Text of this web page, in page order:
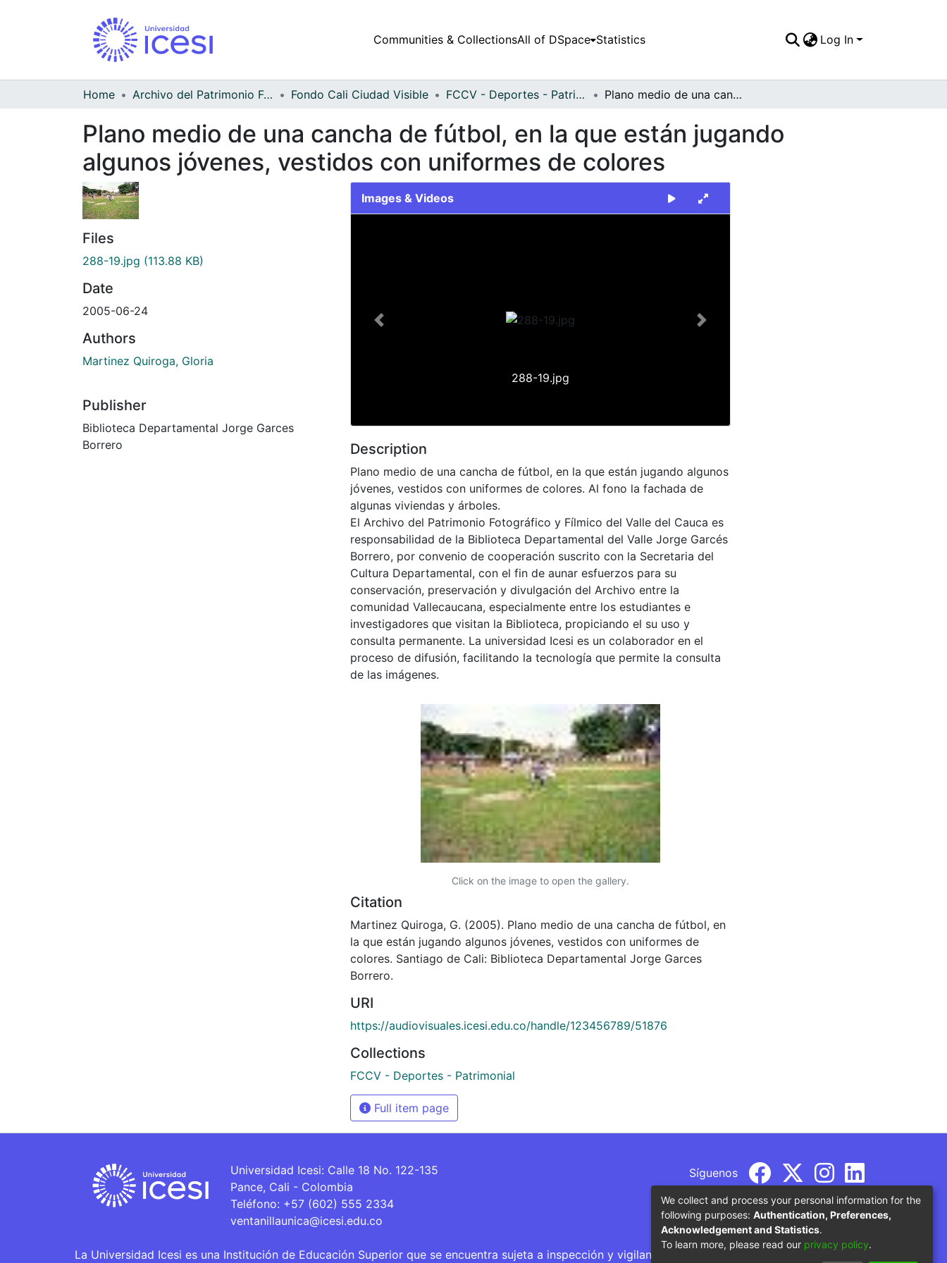
Communities & CollectionsAll of DSpace Statistics Log In
Home Archivo del Patrimonio Fotográfico y Fílmico del Valle del Cauca Fondo Cali Ciudad Visible FCCV - Deportes - Patrimonial Plano medio de una cancha de fútbol, en la que están jugando algunos jóvenes, vestidos con uniformes de colores
Plano medio de una cancha de fútbol, en la que están jugando
algunos jóvenes, vestidos con uniformes de colores
Files
288-19.jpg (113.88 KB)
Date
2005-06-24
Authors
Martinez Quiroga, Gloria
Publisher
Biblioteca Departamental Jorge Garces
Borrero
Images & Videos
288-19.jpg
Previous Next
Description
Plano medio de una cancha de fútbol, en la que están jugando algunos
jóvenes, vestidos con uniformes de colores. Al fono la fachada de
algunas viviendas y árboles.
El Archivo del Patrimonio Fotográfico y Fílmico del Valle del Cauca es
responsabilidad de la Biblioteca Departamental del Valle Jorge Garcés
Borrero, por convenio de cooperación suscrito con la Secretaria del
Cultura Departamental, con el fin de aunar esfuerzos para su
conservación, preservación y divulgación del Archivo entre la
comunidad Vallecaucana, especialmente entre los estudiantes e
investigadores que visitan la Biblioteca, propiciando el su uso y
consulta permanente. La universidad Icesi es un colaborador en el
proceso de difusión, facilitando la tecnología que permite la consulta
de las imágenes.
Click on the image to open the gallery.
Citation
Martinez Quiroga, G. (2005). Plano medio de una cancha de fútbol, en
la que están jugando algunos jóvenes, vestidos con uniformes de
colores. Santiago de Cali: Biblioteca Departamental Jorge Garces
Borrero.
URI
https://audiovisuales.icesi.edu.co/handle/123456789/51876
Collections
FCCV - Deportes - Patrimonial
Full item page
Universidad Icesi: Calle 18 No. 122-135
Pance, Cali - Colombia
Teléfono: +57 (602) 555 2334
ventanillaunica@icesi.edu.co
Síguenos
La Universidad Icesi es una Institución de Educación Superior que se encuentra sujeta a inspección y vigilancia por parte del Ministerio de Educación
We collect and process your personal information for the
following purposes: Authentication, Preferences,
Acknowledgement and Statistics.
To learn more, please read our privacy policy.